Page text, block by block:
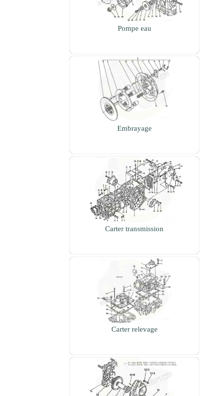
Pompe eau
Embrayage
Carter transmission
Carter relevage